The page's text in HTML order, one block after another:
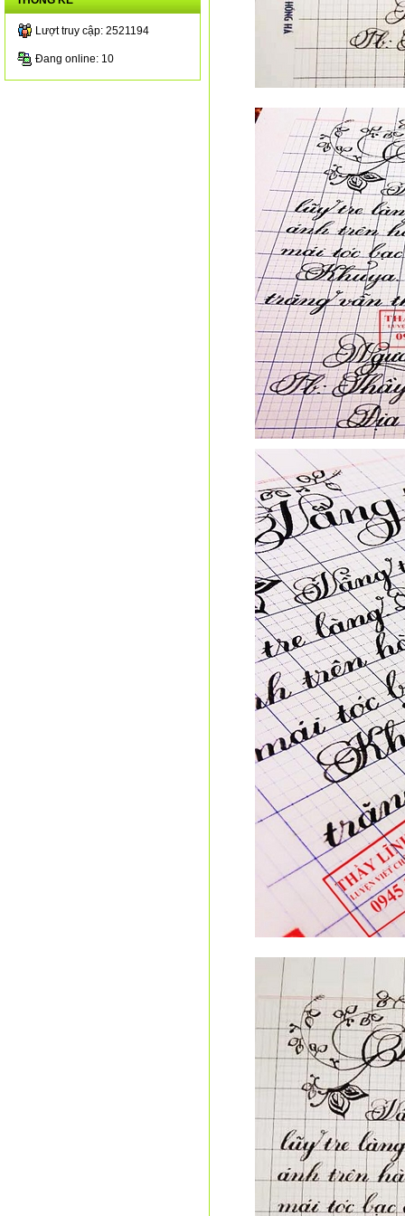
Lượt truy cập: 2521194
Đang online: 10